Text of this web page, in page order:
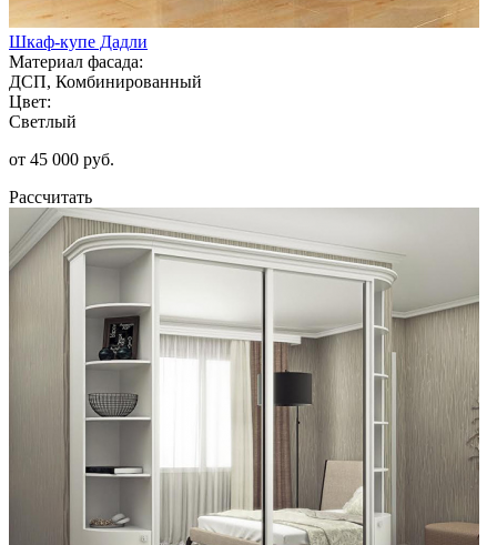
Шкаф-купе Дадли
Материал фасада:
ДСП, Комбинированный
Цвет:
Светлый
от 45 000 руб.
Рассчитать